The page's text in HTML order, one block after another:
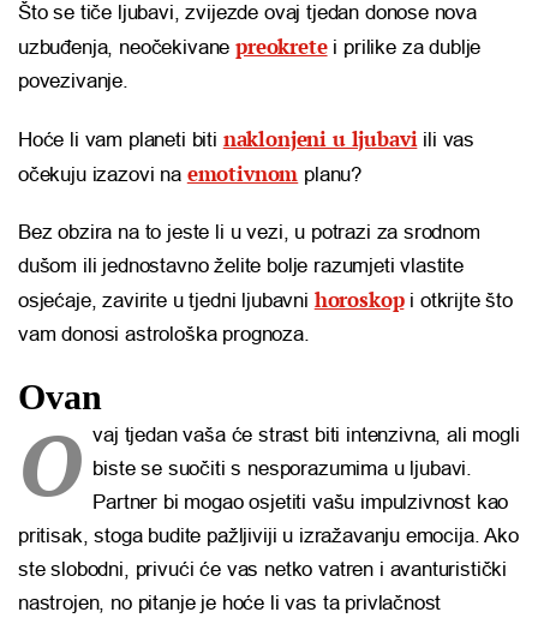
Što se tiče ljubavi, zvijezde ovaj tjedan donose nova
uzbuđenja, neočekivanepreokretei prilike za dublje
povezivanje.
Hoće li vam planeti biti naklonjeni u ljubaviili vas
očekuju izazovi na emotivnom planu?
Bez obzira na to jeste li u vezi, u potrazi za srodnom
dušom ili jednostavno želite bolje razumjeti vlastite
osjećaje, zavirite u tjedni ljubavni horoskopi otkrijte što
vam donosi astrološka prognoza.
Ovan
O vaj tjedan vaša će strast biti intenzivna, ali mogli
biste se suočiti s nesporazumima u ljubavi.
Partner bi mogao osjetiti vašu impulzivnost kao
pritisak, stoga budite pažljiviji u izražavanju emocija. Ako
ste slobodni, privući će vas netko vatren i avanturistički
nastrojen, no pitanje je hoće li vas ta privlačnost